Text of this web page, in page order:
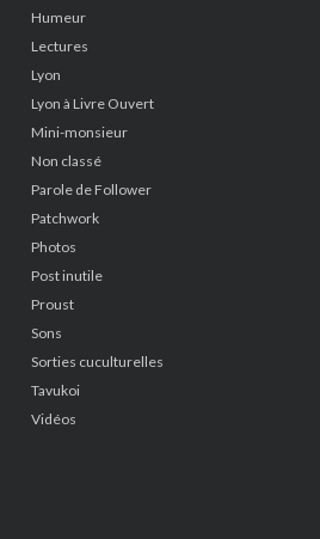
Humeur
Lectures
Lyon
Lyon à Livre Ouvert
Mini-monsieur
Non classé
Parole de Follower
Patchwork
Photos
Post inutile
Proust
Sons
Sorties cuculturelles
Tavukoi
Vidéos